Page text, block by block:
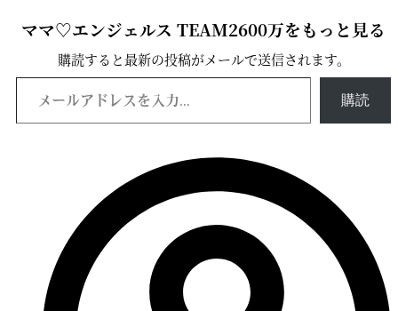
ママ♡エンジェルス TEAM2600万をもっと見る
購読すると最新の投稿がメールで送信されます。
メールアドレスを入力...
購読